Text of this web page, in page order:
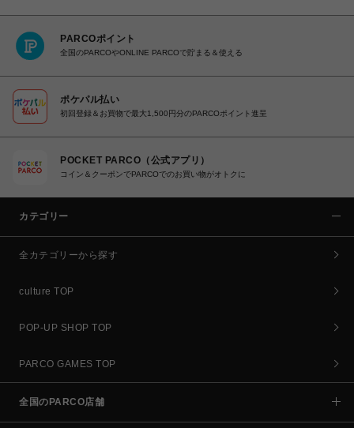
PARCOポイント
全国のPARCOやONLINE PARCOで貯まる＆使える
ポケパル払い
初回登録＆お買物で最大1,500円分のPARCOポイント進呈
POCKET PARCO（公式アプリ）
コイン＆クーポンでPARCOでのお買い物がオトクに
カテゴリー
全カテゴリーから探す
culture TOP
POP-UP SHOP TOP
PARCO GAMES TOP
全国のPARCO店舗